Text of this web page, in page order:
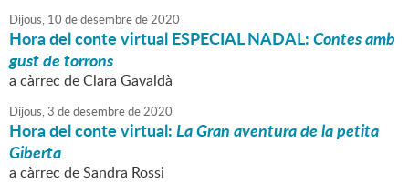
Dijous, 10 dedesembrede2020
Hora del conte virtual ESPECIAL NADAL:Contes amb
gust de torrons
a càrrec de Clara Gavaldà
Dijous,3 dedesembrede2020
Hora del conte virtual:La Gran aventura de la petita
Giberta
a càrrec de Sandra Rossi